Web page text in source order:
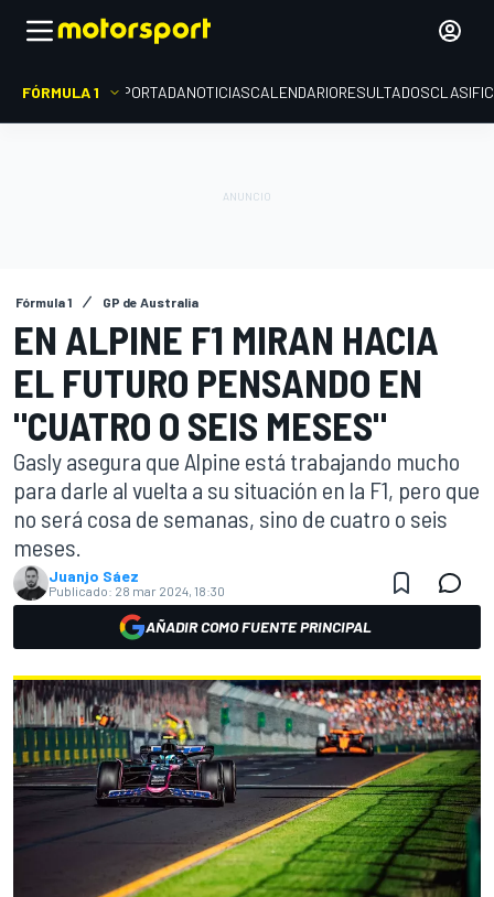
FÓRMULA 1 PORTADANOTICIASCALENDARIORESULTADOS
Fórmula 1 GP de Australia
EN ALPINE F1 MIRAN HACIA
EL FUTURO PENSANDO EN
"CUATRO O SEIS MESES"
Gasly asegura que Alpine está trabajando mucho
para darle al vuelta a su situación en la F1, pero que
no será cosa de semanas, sino de cuatro o seis
meses.
Juanjo Sáez
Publicado: 28 mar 2024, 18:30
AÑADIR COMO FUENTE PRINCIPAL